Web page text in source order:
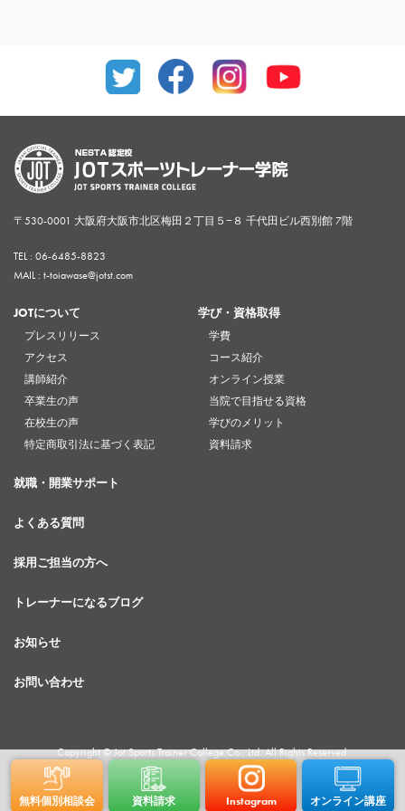
無料個別相談会 資料請求 Instagram オンライン講座
〒530-0001 大阪府大阪市北区梅田２丁目５−８ 千代田ビル西別館 7階
TEL : 06-6485-8823
MAIL : t-toiawase@jotst.com
JOTについて
プレスリリース
アクセス
講師紹介
卒業生の声
在校生の声
特定商取引法に基づく表記
学び・資格取得
学費
コース紹介
オンライン授業
当院で目指せる資格
学びのメリット
資料請求
就職・開業サポート
よくある質問
採用ご担当の方へ
トレーナーになるブログ
お知らせ
お問い合わせ
Copyright © Jot Sports Trainer College Co., Ltd. All Rights Reserved.